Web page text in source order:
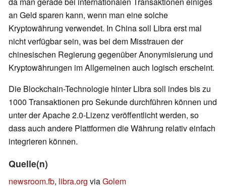
an Geld sparen kann, wenn man eine solche
Kryptowährung verwendet. In China soll Libra erst mal
nicht verfügbar sein, was bei dem Misstrauen der
chinesischen Regierung gegenüber Anonymisierung und
Kryptowährungen im Allgemeinen auch logisch erscheint.
Die Blockchain-Technologie hinter Libra soll indes bis zu
1000 Transaktionen pro Sekunde durchführen können und
unter der Apache 2.0-Lizenz veröffentlicht werden, so
dass auch andere Plattformen die Währung relativ einfach
integrieren können.
Quelle(n)
newsroom.fb, libra.org viaGolem